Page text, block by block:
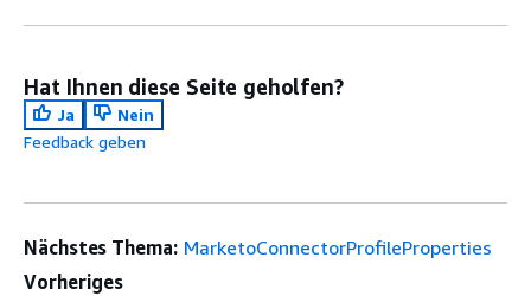
Hat Ihnen diese Seite geholfen?
Ja
Nein
Feedback geben
Nächstes Thema: MarketoConnectorProfileProperties
Vorheriges